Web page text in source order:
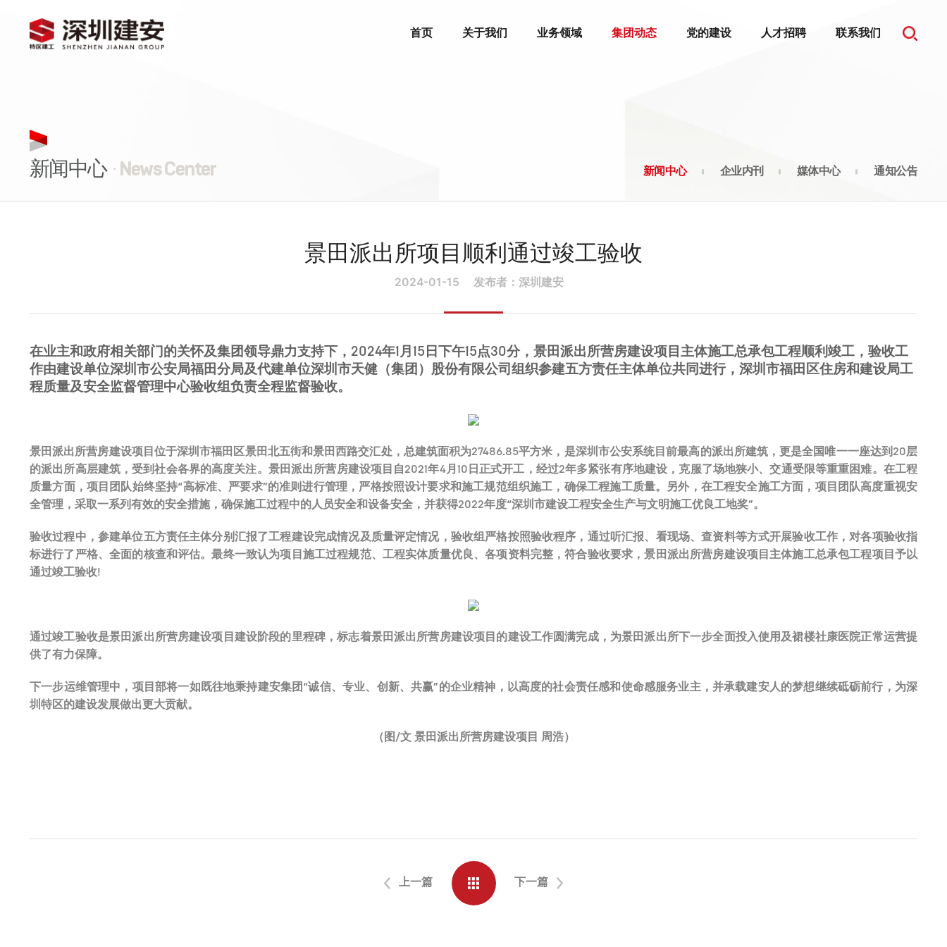
首页 关于我们 业务领域 集团动态 党的建设 人才招聘 联系我们
新闻中心 · News Center 新闻中心 企业内刊 媒体中心 通知公告
景田派出所项目顺利通过竣工验收
2024-01-15 发布者：深圳建安
在业主和政府相关部门的关怀及集团领导鼎力支持下，2024年1月15日下午15点30分，景田派出所营房建设项目主体施工总承包工程顺利竣工，验收工
作由建设单位深圳市公安局福田分局及代建单位深圳市天健（集团）股份有限公司组织参建五方责任主体单位共同进行，深圳市福田区住房和建设局工
程质量及安全监督管理中心验收组负责全程监督验收。
景田派出所营房建设项目位于深圳市福田区景田北五街和景田西路交汇处，总建筑面积为27486.85平方米，是深圳市公安系统目前最高的派出所建筑，更是全国唯一一座达到20层
的派出所高层建筑，受到社会各界的高度关注。景田派出所营房建设项目自2021年4月10日正式开工，经过2年多紧张有序地建设，克服了场地狭小、交通受限等重重困难。在工程
质量方面，项目团队始终坚持“高标准、严要求”的准则进行管理，严格按照设计要求和施工规范组织施工，确保工程施工质量。另外，在工程安全施工方面，项目团队高度重视安
全管理，采取一系列有效的安全措施，确保施工过程中的人员安全和设备安全，并获得2022年度“深圳市建设工程安全生产与文明施工优良工地奖”。
验收过程中，参建单位五方责任主体分别汇报了工程建设完成情况及质量评定情况，验收组严格按照验收程序，通过听汇报、看现场、查资料等方式开展验收工作，对各项验收指
标进行了严格、全面的核查和评估。最终一致认为项目施工过程规范、工程实体质量优良、各项资料完整，符合验收要求，景田派出所营房建设项目主体施工总承包工程项目予以
通过竣工验收!
通过竣工验收是景田派出所营房建设项目建设阶段的里程碑，标志着景田派出所营房建设项目的建设工作圆满完成，为景田派出所下一步全面投入使用及裙楼社康医院正常运营提
供了有力保障。
下一步运维管理中，项目部将一如既往地秉持建安集团“诚信、专业、创新、共赢”的企业精神，以高度的社会责任感和使命感服务业主，并承载建安人的梦想继续砥砺前行，为深
圳特区的建设发展做出更大贡献。
（图/文 景田派出所营房建设项目 周浩）
上一篇 下一篇